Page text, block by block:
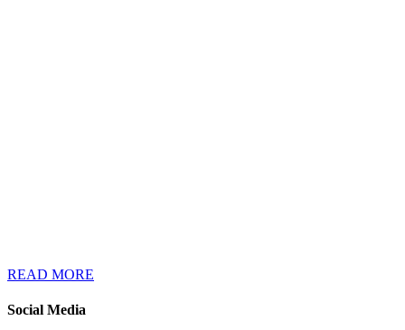
READ MORE
Social Media